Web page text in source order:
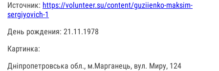
Источник: https://volunteer.su/content/guziienko-maksim-
sergiyovich-1
День рождения: 21.11.1978
Картинка:
Дніпропетровська обл., м.Марганець, вул. Миру, 124